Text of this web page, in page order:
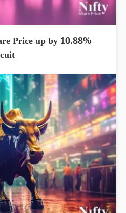
Price up by 10.88%